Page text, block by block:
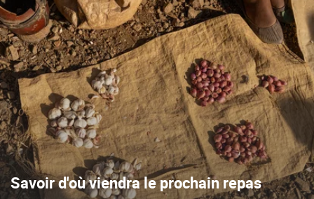
Savoir d'où viendra le prochain repas